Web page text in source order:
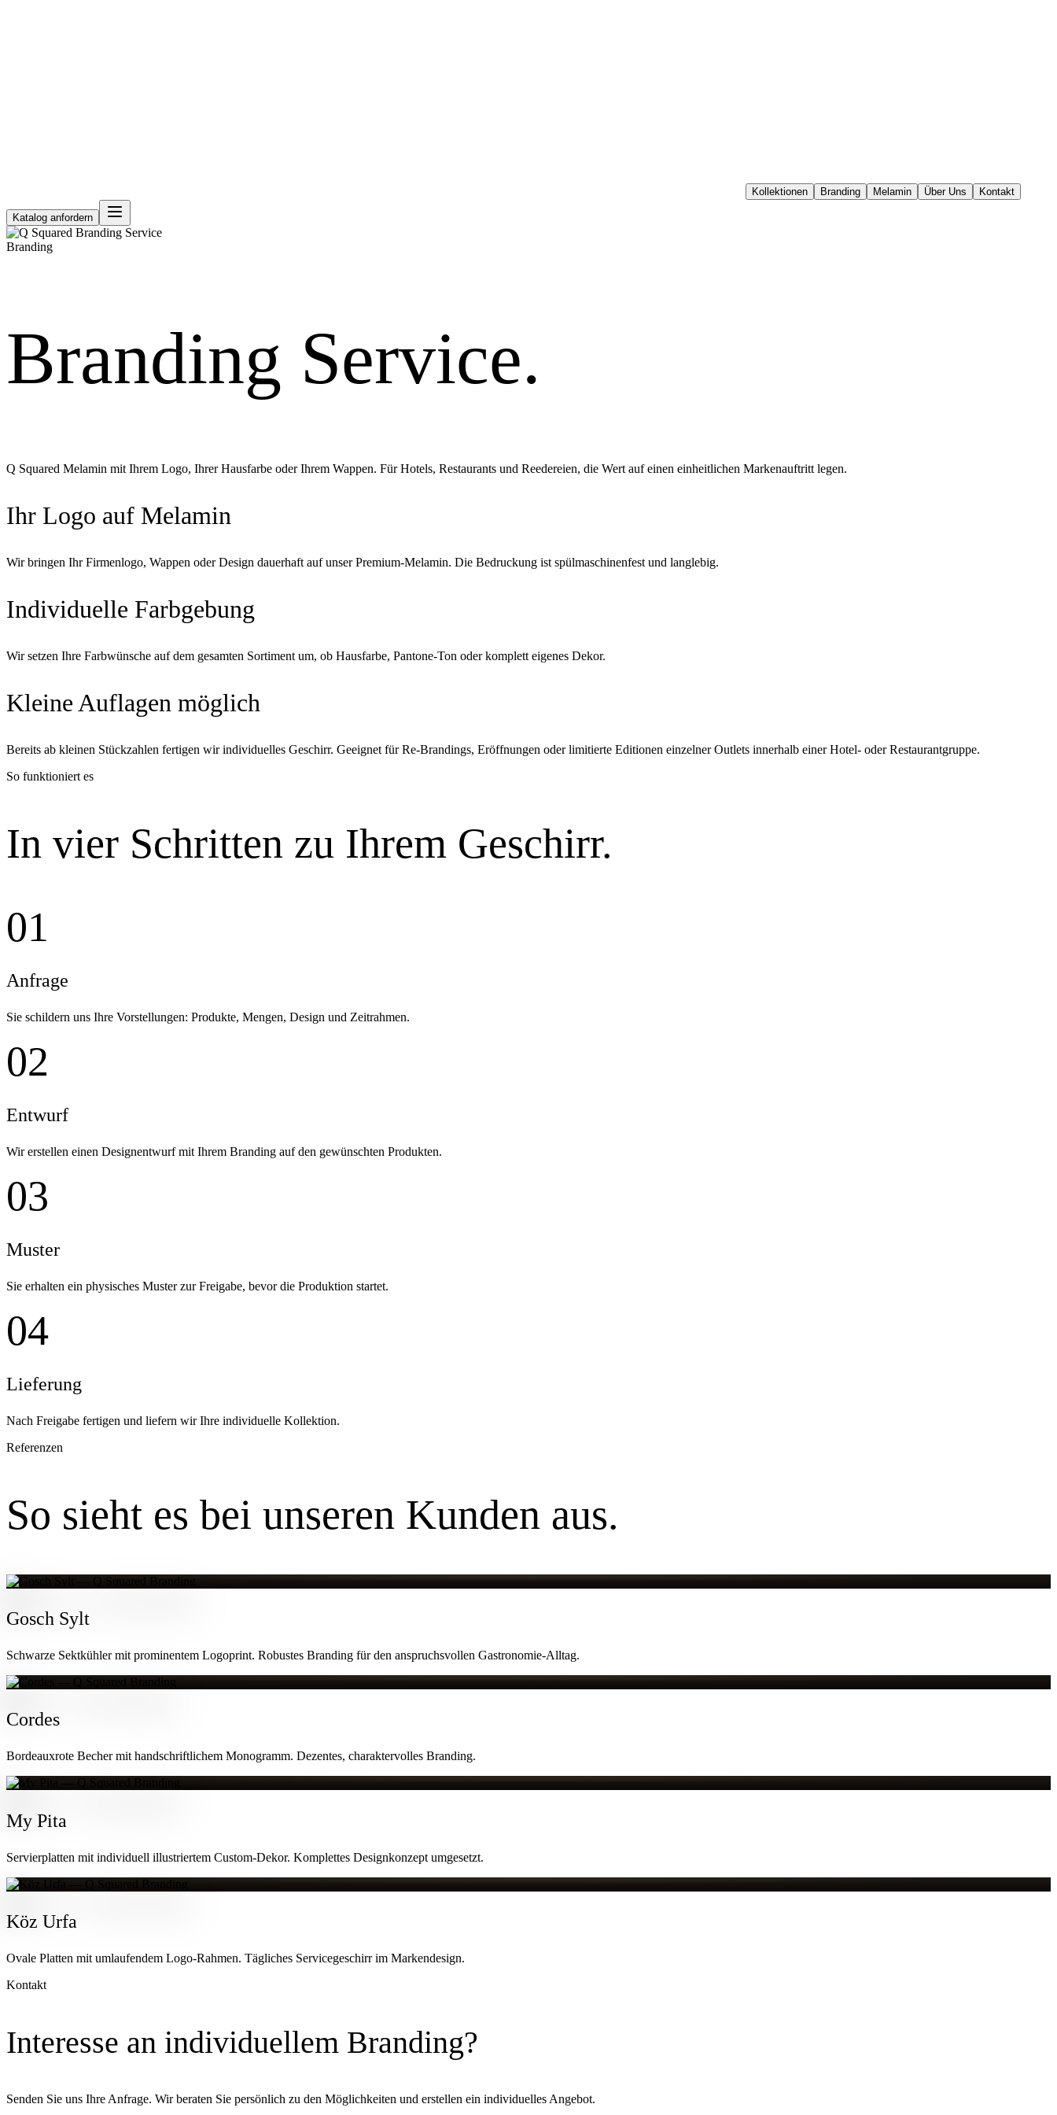
Kollektionen Branding Melamin Über Uns Kontakt
Katalog anfordern
Branding
Branding Service.
Q Squared Melamin mit Ihrem Logo, Ihrer Hausfarbe oder Ihrem Wappen. Für Hotels, Restaurants und Reedereien, die Wert auf einen einheitlichen Markenauftritt legen.
Ihr Logo auf Melamin
Wir bringen Ihr Firmenlogo, Wappen oder Design dauerhaft auf unser Premium-Melamin. Die Bedruckung ist spülmaschinenfest und langlebig.
Individuelle Farbgebung
Wir setzen Ihre Farbwünsche auf dem gesamten Sortiment um, ob Hausfarbe, Pantone-Ton oder komplett eigenes Dekor.
Kleine Auflagen möglich
Bereits ab kleinen Stückzahlen fertigen wir individuelles Geschirr. Geeignet für Re-Brandings, Eröffnungen oder limitierte Editionen einzelner Outlets innerhalb einer Hotel- oder Restaurantgruppe.
So funktioniert es
In vier Schritten zu Ihrem Geschirr.
01
Anfrage
Sie schildern uns Ihre Vorstellungen: Produkte, Mengen, Design und Zeitrahmen.
02
Entwurf
Wir erstellen einen Designentwurf mit Ihrem Branding auf den gewünschten Produkten.
03
Muster
Sie erhalten ein physisches Muster zur Freigabe, bevor die Produktion startet.
04
Lieferung
Nach Freigabe fertigen und liefern wir Ihre individuelle Kollektion.
Referenzen
So sieht es bei unseren Kunden aus.
Gosch Sylt
Schwarze Sektkühler mit prominentem Logoprint. Robustes Branding für den anspruchsvollen Gastronomie-Alltag.
Cordes
Bordeauxrote Becher mit handschriftlichem Monogramm. Dezentes, charaktervolles Branding.
My Pita
Servierplatten mit individuell illustriertem Custom-Dekor. Komplettes Designkonzept umgesetzt.
Köz Urfa
Ovale Platten mit umlaufendem Logo-Rahmen. Tägliches Servicegeschirr im Markendesign.
Kontakt
Interesse an individuellem Branding?
Senden Sie uns Ihre Anfrage. Wir beraten Sie persönlich zu den Möglichkeiten und erstellen ein individuelles Angebot.